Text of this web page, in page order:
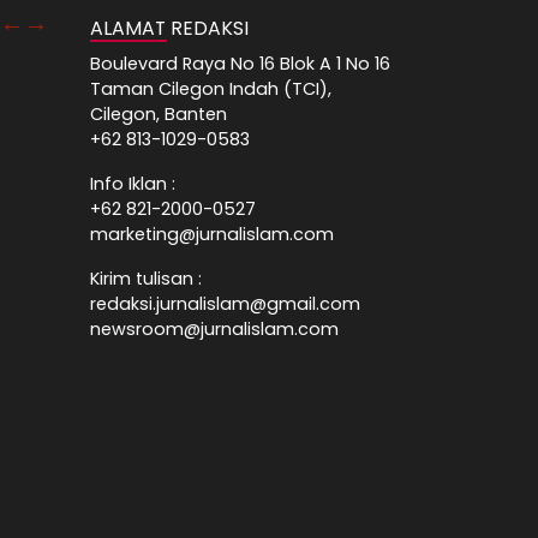
ALAMAT REDAKSI
Boulevard Raya No 16 Blok A 1 No 16
Taman Cilegon Indah (TCI),
Cilegon, Banten
+62 813-1029-0583
Info Iklan :
+62 821-2000-0527
marketing@jurnalislam.com
Kirim tulisan :
redaksi.jurnalislam@gmail.com
newsroom@jurnalislam.com